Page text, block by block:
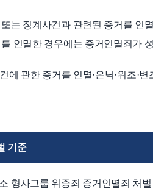
는 징계사건과 관련된 증거를 인
인멸한 경우에는 증거인멸죄가
에 관한 증거를 인멸·은닉·위조·
기준
형사그룹 위증죄 증거인멸죄 처